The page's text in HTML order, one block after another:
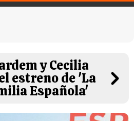
y Cecilia
estreno de 'La
Española'